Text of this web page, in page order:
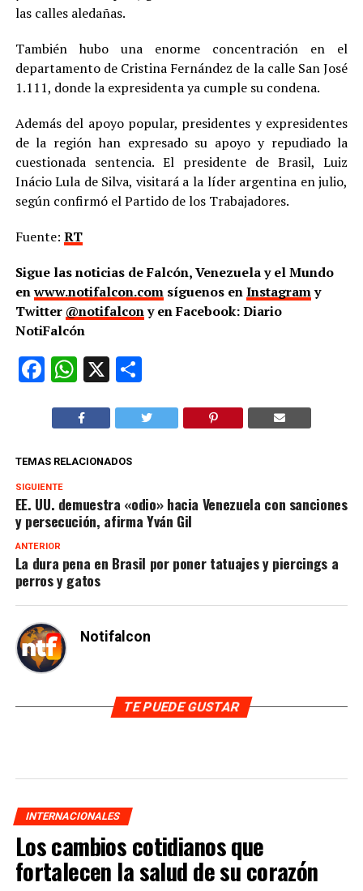
las calles aledañas.
También hubo una enorme concentración en el
departamento de Cristina Fernández de la calle San José
1.111, donde la expresidenta ya cumple su condena.
Además del apoyo popular, presidentes y expresidentes
de la región han expresado su apoyo y repudiado la
cuestionada sentencia. El presidente de Brasil, Luiz
Inácio Lula de Silva, visitará a la líder argentina en julio,
según confirmó el Partido de los Trabajadores.
Fuente: RT
Sigue las noticias de Falcón, Venezuela y el Mundo
enwww.notifalcon.comsíguenos enInstagramy
Twitter @notifalcony en Facebook: Diario
NotiFalcón
Facebook
WhatsApp
X Compartir
TEMAS RELACIONADOS
SIGUIENTE
EE. UU. demuestra «odio» hacia Venezuela con sanciones
y persecución, afirma Yván Gil
ANTERIOR
La dura pena en Brasil por poner tatuajes y piercings a
perros y gatos
Notifalcon
TE PUEDE GUSTAR
INTERNACIONALES
Los cambios cotidianos que
fortalecen la salud de su corazón